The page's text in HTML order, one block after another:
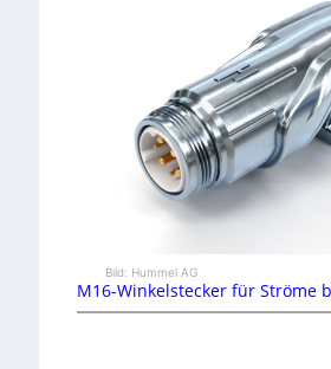
Bild: Hummel AG
M16-Winkelstecker für Ströme